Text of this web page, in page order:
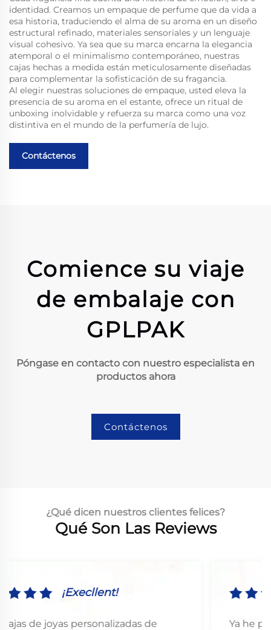
identidad. Creamos un empaque de perfume que da vida a
esa historia, traduciendo el alma de su aroma en un diseño
estructural refinado, materiales sensoriales y un lenguaje
visual cohesivo. Ya sea que su marca encarna la elegancia
atemporal o el minimalismo contemporáneo, nuestras
cajas hechas a medida están meticulosamente diseñadas
para complementar la sofisticación de su fragancia.
Al elegir nuestras soluciones de empaque, usted eleva la
presencia de su aroma en el estante, ofrece un ritual de
unboxing inolvidable y refuerza su marca como una voz
distintiva en el mundo de la perfumería de lujo.
Contáctenos
Comience su viaje
de embalaje con
GPLPAK
Póngase en contacto con nuestro especialista en
productos ahora
Contáctenos
¿Qué dicen nuestros clientes felices?
Qué Son Las Reviews
Ya he pedido cajas impresas